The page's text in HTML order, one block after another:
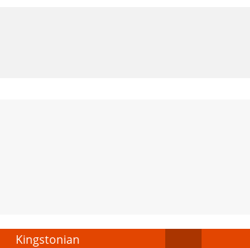
Kingstonian